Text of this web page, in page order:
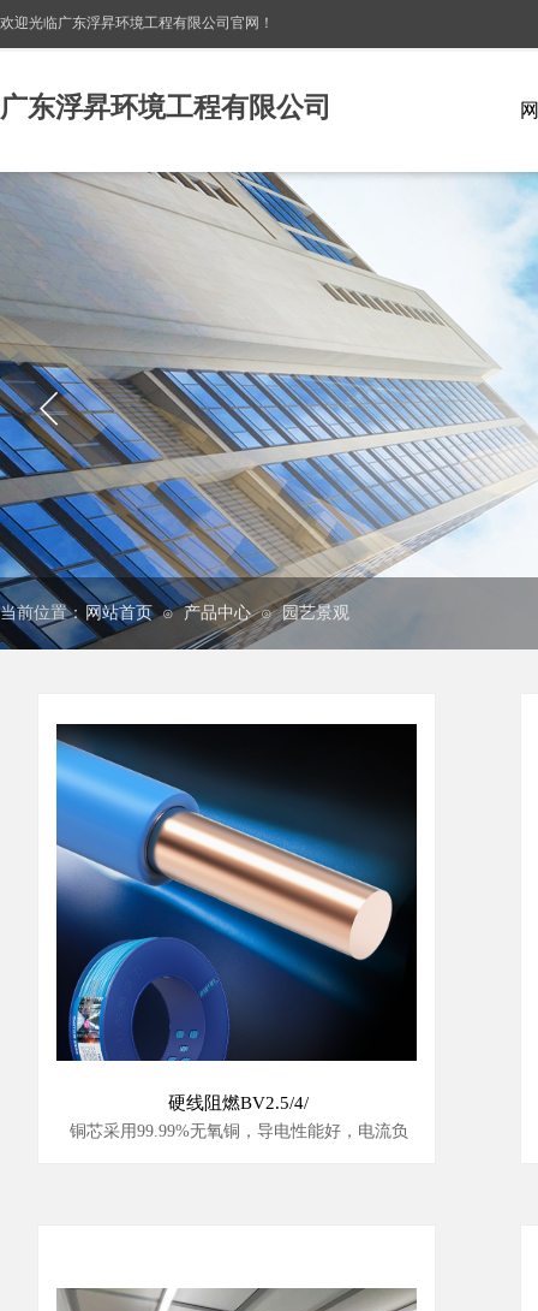
欢迎光临广东浮昇环境工程有限公司 官网！
广东浮昇环境工程有限公司
当前位置： 网站首页 ⊙ 产品中心 ⊙ 园艺景观
硬线阻燃BV2.5/4/
铜芯采用99.99%无氧铜，导电性能好，电流负